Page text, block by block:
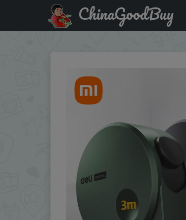
Придбати по знижці Xiaomi Deli 3/5M Black
ChinaGoodBuy